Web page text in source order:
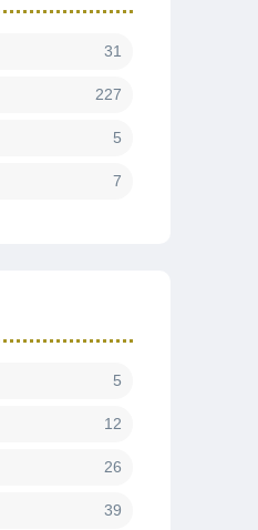
31
227
5
7
5
12
26
39